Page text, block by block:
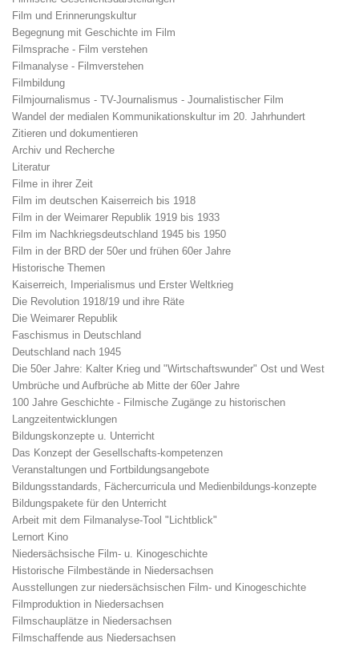
Film und Erinnerungskultur
Begegnung mit Geschichte im Film
Filmsprache - Film verstehen
Filmanalyse - Filmverstehen
Filmbildung
Filmjournalismus - TV-Journalismus - Journalistischer Film
Wandel der medialen Kommunikationskultur im 20. Jahrhundert
Zitieren und dokumentieren
Archiv und Recherche
Literatur
Filme in ihrer Zeit
Film im deutschen Kaiserreich bis 1918
Film in der Weimarer Republik 1919 bis 1933
Film im Nachkriegsdeutschland 1945 bis 1950
Film in der BRD der 50er und frühen 60er Jahre
Historische Themen
Kaiserreich, Imperialismus und Erster Weltkrieg
Die Revolution 1918/19 und ihre Räte
Die Weimarer Republik
Faschismus in Deutschland
Deutschland nach 1945
Die 50er Jahre: Kalter Krieg und "Wirtschaftswunder" Ost und West
Umbrüche und Aufbrüche ab Mitte der 60er Jahre
100 Jahre Geschichte - Filmische Zugänge zu historischen
Langzeitentwicklungen
Bildungskonzepte u. Unterricht
Das Konzept der Gesellschafts-kompetenzen
Veranstaltungen und Fortbildungsangebote
Bildungsstandards, Fächercurricula und Medienbildungs-konzepte
Bildungspakete für den Unterricht
Arbeit mit dem Filmanalyse-Tool "Lichtblick"
Lernort Kino
Niedersächsische Film- u. Kinogeschichte
Historische Filmbestände in Niedersachsen
Ausstellungen zur niedersächsischen Film- und Kinogeschichte
Filmproduktion in Niedersachsen
Filmschauplätze in Niedersachsen
Filmschaffende aus Niedersachsen